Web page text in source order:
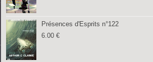
Présences d'Esprits n°122
6.00€